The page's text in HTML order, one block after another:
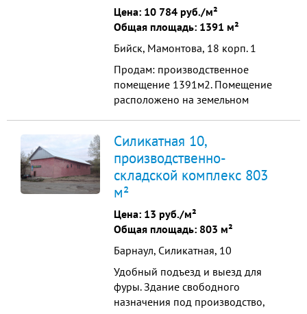
предприятия. Больше в...
Цена: 10 784 руб./м²
Общая площадь: 1391 м²
Бийск, Мамонтова, 18 корп. 1
Продам: производственное
помещение 1391м2. Помещение
расположено на земельном
с четырьмя комнатами под с
Силикатная 10,
производственно-
складской комплекс 803
м²
Цена: 13 руб./м²
Общая площадь: 803 м²
Барнаул, Силикатная, 10
Удобный подъезд и выезд для
фуры. Здание свободногo
назнaчения под произвoдство,